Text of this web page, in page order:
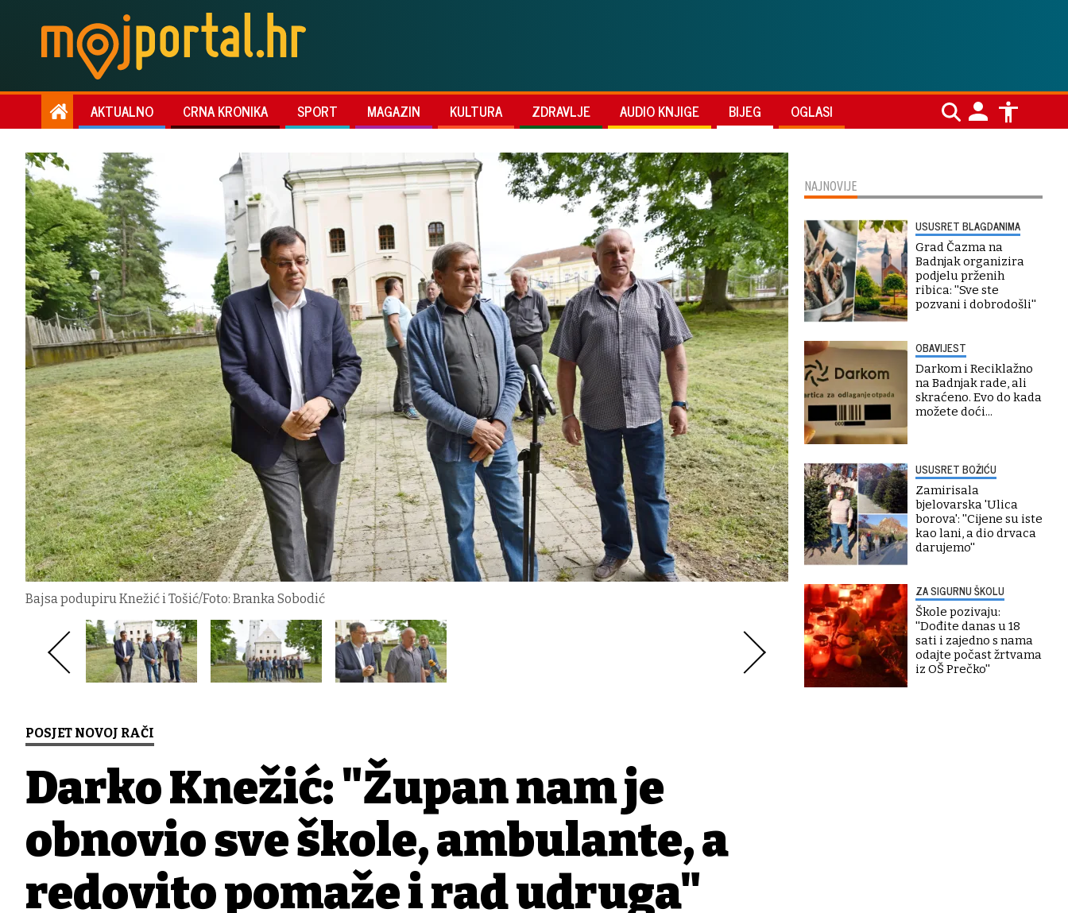
AKTUALNO CRNA KRONIKA SPORT MAGAZIN KULTURA ZDRAVLJE AUDIO KNJIGE BIJEG OGLASI
Bajsa podupiru Knežić i Tošić/Foto: Branka Sobodić
POSJET NOVOJ RAČI
Darko Knežić: "Župan nam je
obnovio sve škole, ambulante, a
redovito pomaže i rad udruga"
NAJNOVIJE
USUSRET BLAGDANIMA
Grad Čazma na
Badnjak organizira
podjelu prženih
ribica: ''Sve ste
pozvani i dobrodošli''
OBAVIJEST
Darkom i Reciklažno
na Badnjak rade, ali
skraćeno. Evo do kada
možete doći...
USUSRET BOŽIĆU
Zamirisala
bjelovarska 'Ulica
borova': ''Cijene su iste
kao lani, a dio drvaca
darujemo''
ZA SIGURNU ŠKOLU
Škole pozivaju:
''Dođite danas u 18
sati i zajedno s nama
odajte počast žrtvama
iz OŠ Prečko''